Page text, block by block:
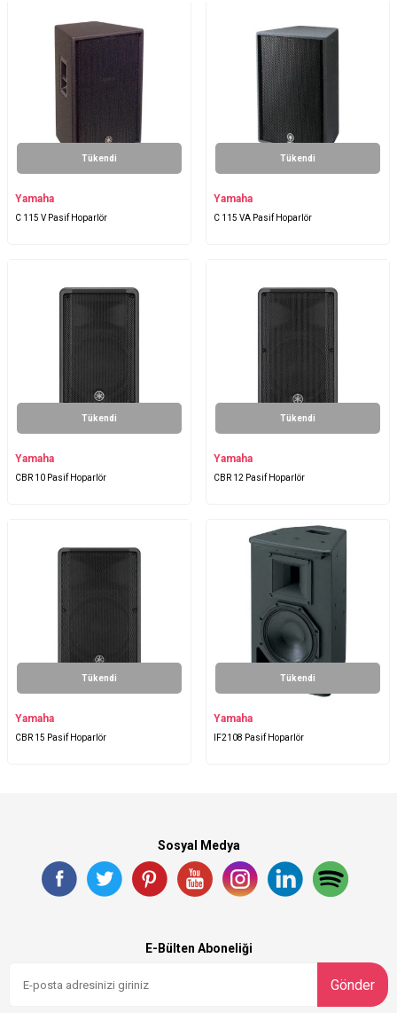
Tükendi
Yamaha
C 115 V Pasif Hoparlör
Tükendi
Yamaha
C 115 VA Pasif Hoparlör
Tükendi
Yamaha
CBR 10 Pasif Hoparlör
Tükendi
Yamaha
CBR 12 Pasif Hoparlör
Tükendi
Yamaha
CBR 15 Pasif Hoparlör
Tükendi
Yamaha
IF2108 Pasif Hoparlör
Sosyal Medya
E-Bülten Aboneliği
Gönder